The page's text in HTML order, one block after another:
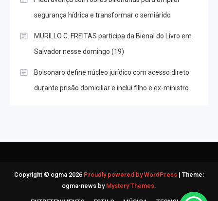
segurança hídrica e transformar o semiárido
MURILLO C. FREITAS participa da Bienal do Livro em
Salvador nesse domingo (19)
Bolsonaro define núcleo jurídico com acesso direto
durante prisão domiciliar e inclui filho e ex-ministro
Copyright © ogma 2026 Proudly powered by WordPress | Theme:
ogma-news by Mystery Themes.